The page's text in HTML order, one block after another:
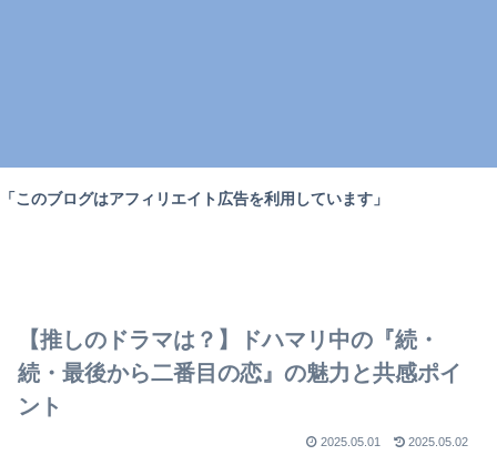
「このブログはアフィリエイト広告を利用しています」
【推しのドラマは？】ドハマリ中の『続・
続・最後から二番目の恋』の魅力と共感ポイ
ント
2025.05.01 2025.05.02